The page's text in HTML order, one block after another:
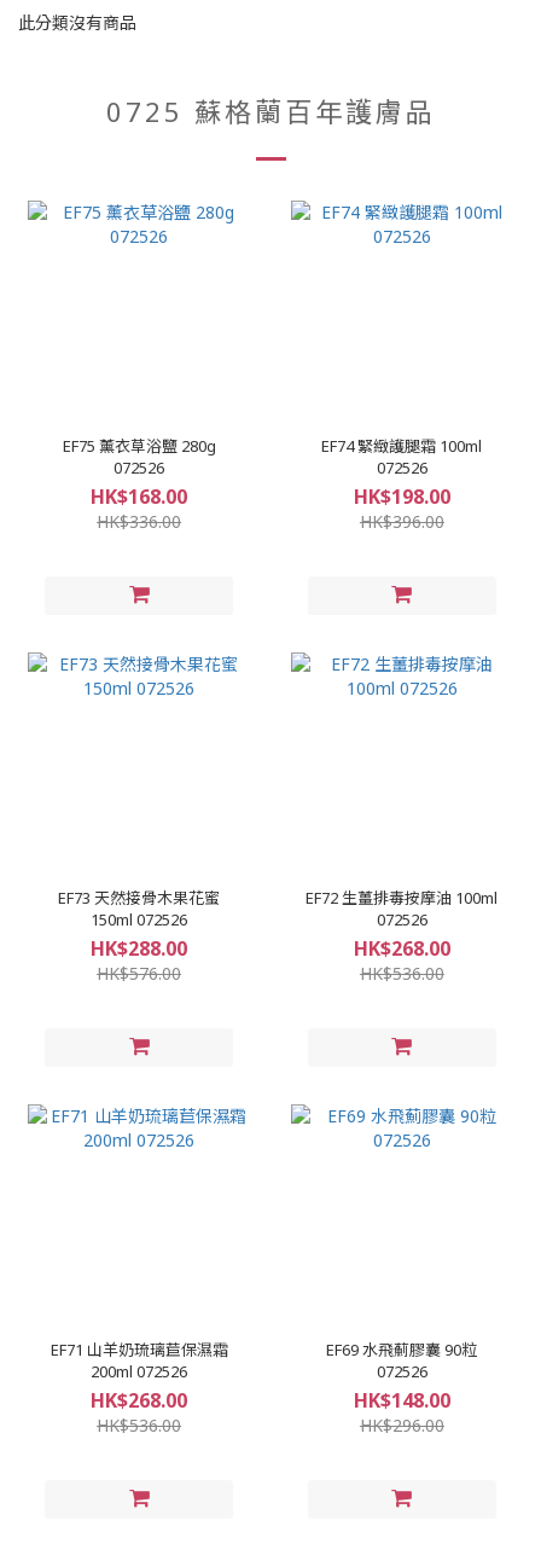
此分類沒有商品
0725 蘇格蘭百年護膚品
EF75 薰衣草浴鹽 280g
072526
HK$168.00
HK$336.00
EF74 緊緻護腿霜 100ml
072526
HK$198.00
HK$396.00
EF73 天然接骨木果花蜜
150ml 072526
HK$288.00
HK$576.00
EF72 生薑排毒按摩油 100ml
072526
HK$268.00
HK$536.00
EF71 山羊奶琉璃苣保濕霜
200ml 072526
HK$268.00
HK$536.00
EF69 水飛薊膠囊 90粒
072526
HK$148.00
HK$296.00